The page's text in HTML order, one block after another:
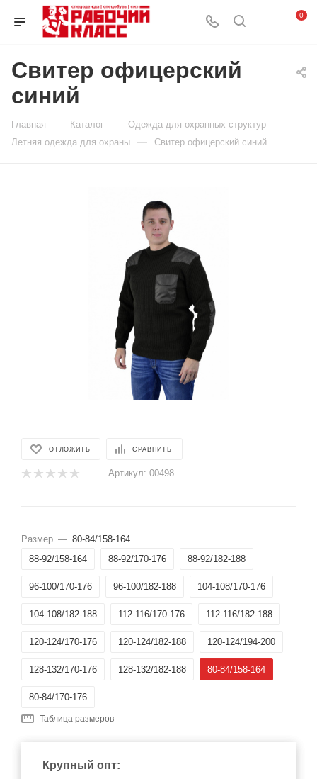
0
Свитер офицерский
синий
Главная — Каталог — Одежда для охранных структур —
Летняя одежда для охраны — Свитер офицерский синий
ОТЛОЖИТЬ СРАВНИТЬ
Артикул: 00498
Размер — 80-84/158-164
88-92/158-164
88-92/170-176 88-92/182-188
96-100/170-176 96-100/182-188 104-108/170-176
104-108/182-188 112-116/170-176 112-116/182-188
120-124/170-176 120-124/182-188 120-124/194-200
128-132/170-176 128-132/182-188 80-84/158-164
80-84/170-176
Таблица размеров
Крупный опт: